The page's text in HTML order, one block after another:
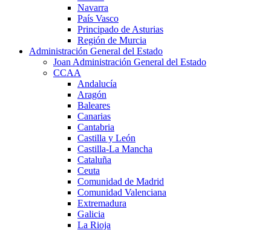
Navarra
País Vasco
Principado de Asturias
Región de Murcia
Administración General del Estado
Joan Administración General del Estado
CCAA
Andalucía
Aragón
Baleares
Canarias
Cantabria
Castilla y León
Castilla-La Mancha
Cataluña
Ceuta
Comunidad de Madrid
Comunidad Valenciana
Extremadura
Galicia
La Rioja